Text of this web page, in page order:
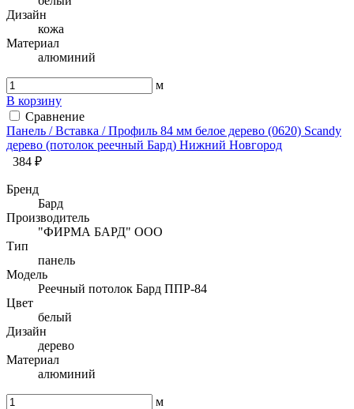
Дизайн
кожа
Материал
алюминий
м
В корзину
Сравнение
Панель / Вставка / Профиль 84 мм белое дерево (0620) Sсandy
дерево (потолок реечный Бард) Нижний Новгород
384 ₽
Бренд
Бард
Производитель
"ФИРМА БАРД" ООО
Тип
панель
Модель
Реечный потолок Бард ППР-84
Цвет
белый
Дизайн
дерево
Материал
алюминий
м